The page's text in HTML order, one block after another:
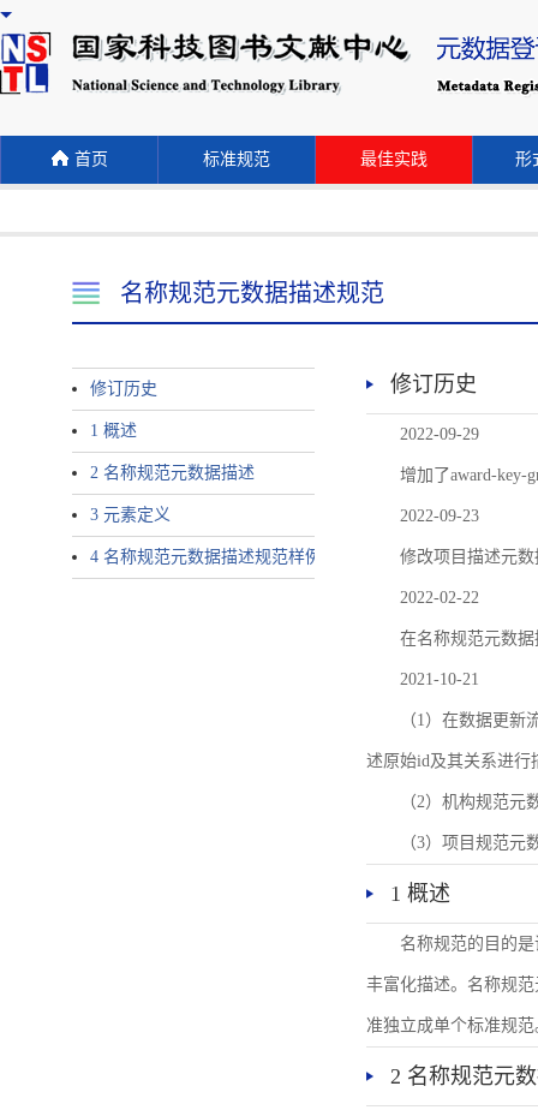
首页 标准规范 最佳实践 形
名称规范元数据描述规范
修订历史
1 概述
2 名称规范元数据描述
3 元素定义
4 名称规范元数据描述规范样例
修订历史
2022-09-29
增加了award-key-
2022-09-23
修改项目描述元
2022-02-22
在名称规范元数
2021-10-21
（1）在数据更
述原始id及其关系进行
（2）机构规范元
（3）项目规范
1 概述
名称规范的目的
丰富化描述。名称规
准独立成单个标准规范
2 名称规范元